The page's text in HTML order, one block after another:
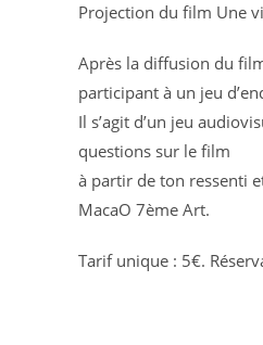
Projection du film Une
Après la diffusion du
participant à un jeu
Il s’agit d’un jeu
questions sur le film
à partir de ton ressenti
MacaO 7ème Art.
Tarif unique : 5€.